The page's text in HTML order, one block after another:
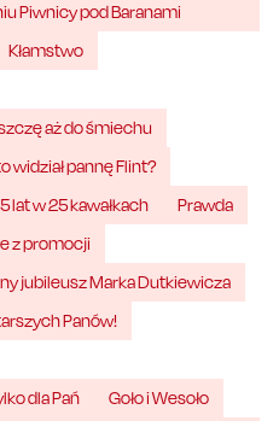
Piwnicy pod Baranami
Kłamstwo
aż do śmiechu
widział pannę Flint?
lat w 25 kawałkach
Prawda
z promocji
jubileusz Marka Dutkiewicza
Panów!
dla Pań
Goło i Wesoło